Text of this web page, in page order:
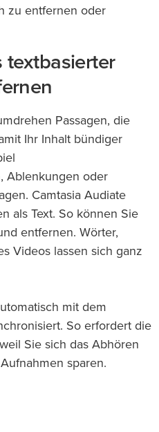
zu entfernen oder
textbasierter
Passagen, die
Ihr Inhalt bündiger
Ablenkungen oder
Camtasia Audiate
als Text. So können Sie
entfernen. Wörter,
Videos lassen sich ganz
mit dem
So erfordert die
Sie sich das Abhören
sparen.